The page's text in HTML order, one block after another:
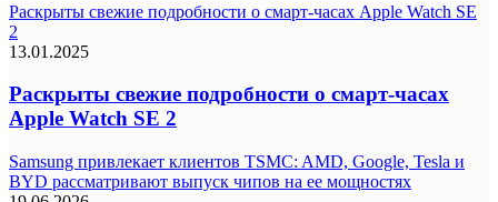
Раскрыты свежие подробности о смарт-часах Apple Watch SE
2
13.01.2025
Раскрыты свежие подробности о смарт-часах
Apple Watch SE 2
Samsung привлекает клиентов TSMC: AMD, Google, Tesla и
BYD рассматривают выпуск чипов на ее мощностях